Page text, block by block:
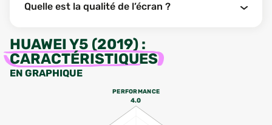
Quelle est la qualité de l’écran ?
HUAWEI Y5 (2019) :
CARACTÉRISTIQUES
EN GRAPHIQUE
PERFORMANCE
4.0